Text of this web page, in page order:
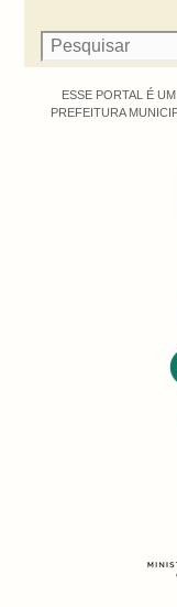
ESSE PORTAL É
PREFEITURA